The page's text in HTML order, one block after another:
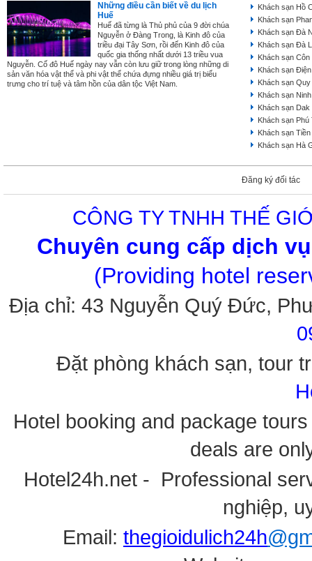
Những điều cần biết về du lịch
Huế
Huế đã từng là Thủ phủ của 9 đời chúa
Nguyễn ở Đàng Trong, là Kinh đô của
triều đại Tây Sơn, rồi đến Kinh đô của
quốc gia thống nhất dưới 13 triều vua
Nguyễn. Cố đô Huế ngày nay vẫn còn lưu giữ trong lòng những di
sản văn hóa vật thể và phi vật thể chứa đựng nhiều giá trị biểu
trưng cho trí tuệ và tâm hồn của dân tộc Việt Nam.
Khách sạn Hồ
Khách sạn
Khách sạn Đà
Khách sạn Đà
Khách sạn
Khách sạn
Khách sạn
Khách sạn
Khách sạn Dak
Khách sạn Phú
Khách sạn
Khách sạn Hà
Đăng ký đối tác
CÔNG TY TNHH THẾ
Chuyên cung cấp dịch
(Providing hotel
Địa chỉ: 43 Nguyễn Quý Đức,
Đặt phòng khách sạn, tour
Hotel booking and package
deals are
Hotel24h.net - Professional
nghiệp,
Email: thegioidulich24h